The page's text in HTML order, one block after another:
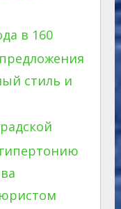
в 160
стиль и